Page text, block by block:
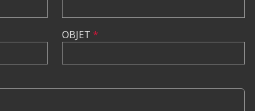
OBJET *